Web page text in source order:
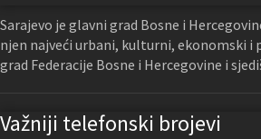
Sarajevo je glavni grad Bosne i
njen najveći urbani, kulturni, ekonomski i
grad Federacije Bosne i Hercegovine i
Važniji telefonski brojevi